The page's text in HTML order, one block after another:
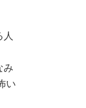
み
い